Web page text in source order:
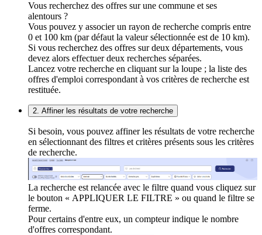
Vous recherchez des offres sur une commune et ses
alentours ?
Vous pouvez y associer un rayon de recherche compris entre
0 et 100 km (par défaut la valeur sélectionnée est de 10 km).
Si vous recherchez des offres sur deux départements, vous
devez alors effectuer deux recherches séparées.
Lancez votre recherche en cliquant sur la loupe ; la liste des
offres d'emploi correspondant à vos critères de recherche est
restituée.
2. Affiner les résultats de votre recherche
Si besoin, vous pouvez affiner les résultats de votre recherche
en sélectionnant des filtres et critères présents sous les critères
de recherche.
La recherche est relancée avec le filtre quand vous cliquez sur
le bouton « APPLIQUER LE FILTRE » ou quand le filtre se
ferme.
Pour certains d'entre eux, un compteur indique le nombre
d'offres correspondant.